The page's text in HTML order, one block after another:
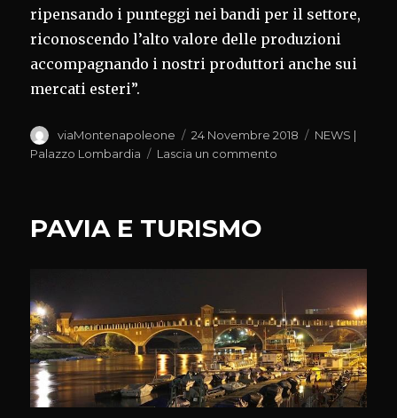
ripensando i punteggi nei bandi per il settore,
riconoscendo l’alto valore delle produzioni
accompagnando i nostri produttori anche sui
mercati esteri”.
Autore
viaMontenapoleone
Pubblicato
il
24 Novembre 2018 Categorie
NEWS |
Palazzo Lombardia
Lascia un commento
PAVIA E TURISMO